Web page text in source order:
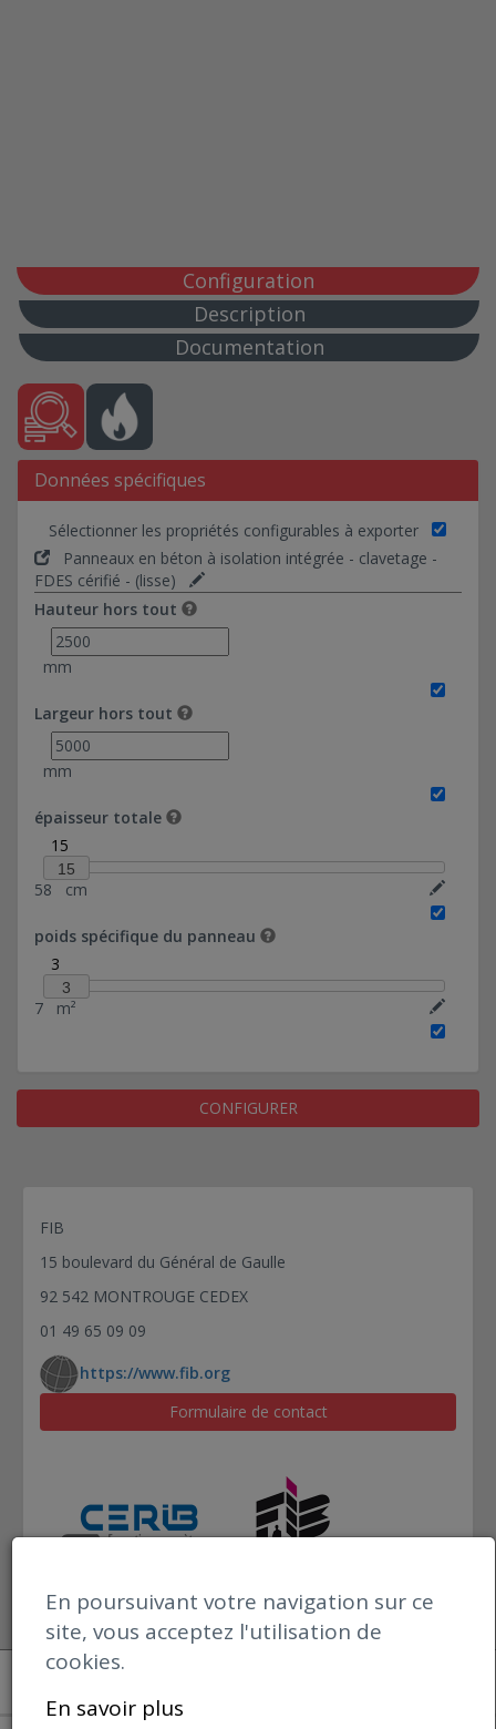
Panneaux en béton à isolation intégrée -
mécanique - - (sablé)
Panneaux en béton à isolation intégrée -
clavetage - FDES cérifié - (sablé)
mécanique noyée dans clavetage - FDES cérifié -
(lisse)
Panneaux en béton à isolation intégrée -
clavetage - FDES cérifié - (lisse)
Panneaux en béton à isolation intégrée -
mécanique - - (lisse)
Panneaux en béton à isolation intégrée -
mécanique noyée dans clavetage - - (lisse)
Panneaux en béton à isolation intégrée -
clavetage - - (lisse)
Panneaux en béton à isolation intégrée -
Panneaux en béton à isolation intégrée -
mécanique noyée dans clavetage - FDES cérifié -
(désactivé)
clavetage - FDES cérifié - (désactivé)
mécanique - - (désactivé)
mécanique noyée dans clavetage - - (désactivé)
Panneaux en béton à isolation intégrée -
Panneaux en béton à isolation intégrée -
(sablé)
Configuration
Description
Documentation
Données spécifiques
Sélectionner les propriétés configurables à exporter
Panneaux en béton à isolation intégrée - clavetage -
FDES cérifié - (lisse)
Hauteur hors tout
mm
Largeur hors tout
mm
épaisseur totale
15
15
58 cm
poids spécifique du panneau
3
3
7 m²
CONFIGURER
FIB
15 boulevard du Général de Gaulle
92 542 MONTROUGE CEDEX
01 49 65 09 09
https://www.fib.org
Formulaire de contact
En poursuivant votre navigation sur ce
site, vous acceptez l'utilisation de
cookies.
En savoir plus
Open datBIM
Mentions Légales